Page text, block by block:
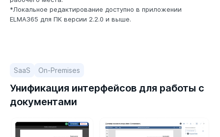
*Локальное редактирование доступно в приложении
ELMA365 для ПК версии 2.2.0 и выше.
SaaS On-Premises
Унификация интерфейсов для работы с
документами